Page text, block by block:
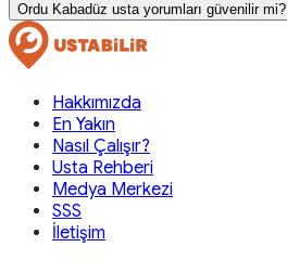
Ordu Kabadüz usta yorumları güvenilir mi?
Hakkımızda
En Yakın
Nasıl Çalışır?
Usta Rehberi
Medya Merkezi
SSS
İletişim